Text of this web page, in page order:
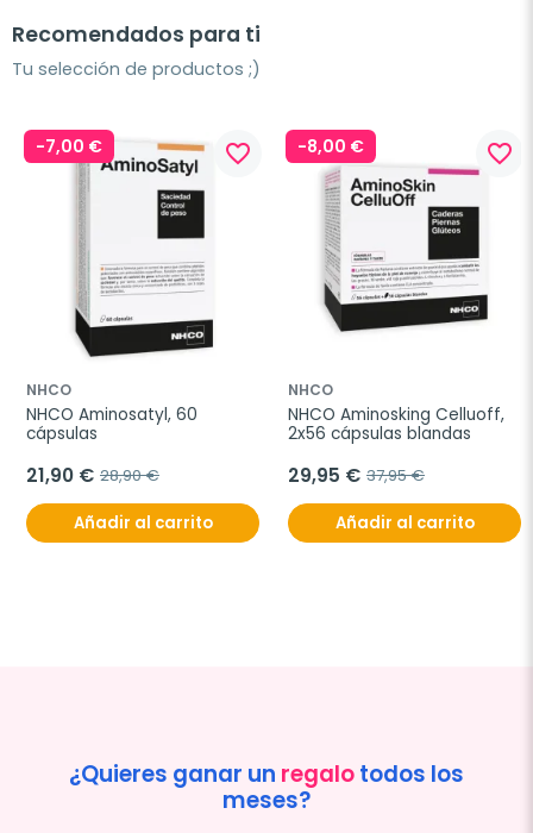
Recomendados para ti
Tu selección de productos ;)
-7,00 € favorite_border
NHCO
NHCO Aminosatyl, 60
cápsulas
21,90 € 28,90 €
Añadir al carrito
-8,00 € favorite_border
NHCO
NHCO Aminosking Celluoff,
2x56 cápsulas blandas
29,95 € 37,95 €
Añadir al carrito
¿Quieres ganar un regalotodos los
meses?